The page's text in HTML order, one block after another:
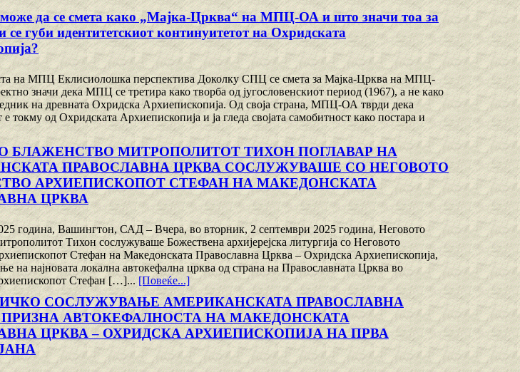
да се смета како „Мајка-Црква“ на МПЦ-ОА и што значи тоа за
губи идентитетскиот континуитетот на Охридската
на МПЦ Еклисиолошка перспектива Доколку СПЦ се смета за Мајка-Црква на МПЦ-
значи дека МПЦ се третира како творба од југословенскиот период (1967), а не како
на древната Охридска Архиепископија. Од своја страна, МПЦ-ОА тврди дека
е токму од Охридската Архиепископија и ја гледа својата самобитност како постара и
БЛАЖЕНСТВО МИТРОПОЛИТОТ ТИХОН ПОГЛАВАР НА
ПРАВОСЛАВНА ЦРКВА СОСЛУЖУВАШЕ СО НЕГОВОТО
АРХИЕПИСКОПОТ СТЕФАН НА МАКЕДОНСКАТА
ЦРКВА
година, Вашингтон, САД – Вчера, во вторник, 2 септември 2025 година, Неговото
Тихон сослужуваше Божествена архијерејска литургија со Неговото
Стефан на Македонската Православна Црква – Охридска Архиепископија,
на најновата локална автокефална црква од страна на Православната Црква во
Стефан […]...[Повеќе...]
СОСЛУЖУВАЊЕ АМЕРИКАНСКАТА ПРАВОСЛАВНА
ПРИЗНА АВТОКЕФАЛНОСТА НА МАКЕДОНСКАТА
ЦРКВА – ОХРИДСКА АРХИЕПИСКОПИЈА НА ПРВА